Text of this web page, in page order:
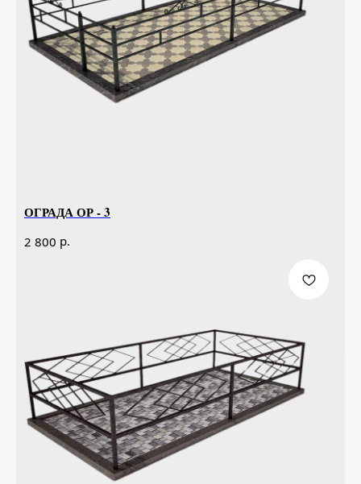
ОГРАДА ОР - 3
2 800 р.